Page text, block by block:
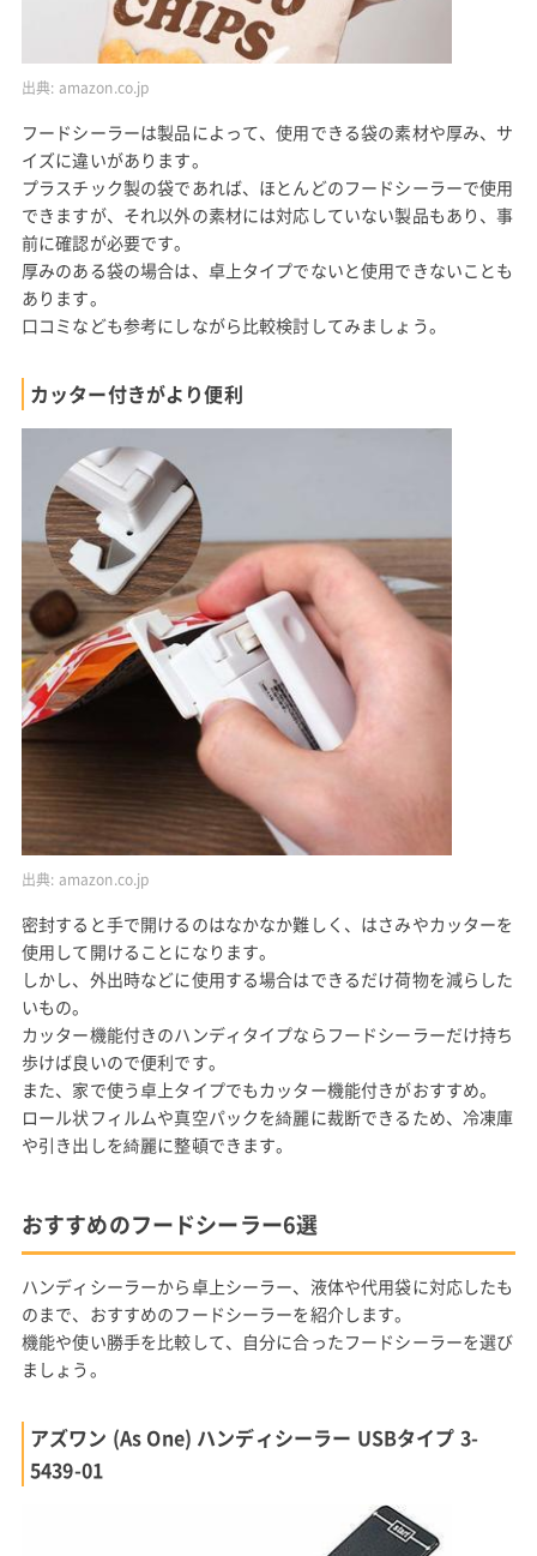
出典: amazon.co.jp
フードシーラーは製品によって、使用できる袋の素材や厚み、サ
イズに違いがあります。
プラスチック製の袋であれば、ほとんどのフードシーラーで使用
できますが、それ以外の素材には対応していない製品もあり、事
前に確認が必要です。
厚みのある袋の場合は、卓上タイプでないと使用できないことも
あります。
口コミなども参考にしながら比較検討してみましょう。
カッター付きがより便利
出典: amazon.co.jp
密封すると手で開けるのはなかなか難しく、はさみやカッターを
使用して開けることになります。
しかし、外出時などに使用する場合はできるだけ荷物を減らした
いもの。
カッター機能付きのハンディタイプならフードシーラーだけ持ち
歩けば良いので便利です。
また、家で使う卓上タイプでもカッター機能付きがおすすめ。
ロール状フィルムや真空パックを綺麗に裁断できるため、冷凍庫
や引き出しを綺麗に整頓できます。
おすすめのフードシーラー6選
ハンディシーラーから卓上シーラー、液体や代用袋に対応したも
のまで、おすすめのフードシーラーを紹介します。
機能や使い勝手を比較して、自分に合ったフードシーラーを選び
ましょう。
アズワン (As One) ハンディシーラー USBタイプ 3-
5439-01